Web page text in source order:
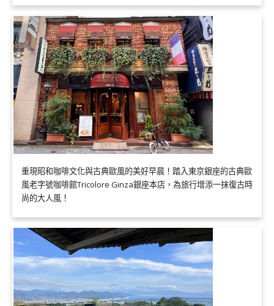
重現昭和咖啡文化與古典歐風的美好早晨！踏入東京銀座的古典歐
風老字號咖啡館Tricolore Ginza銀座本店，為旅行增添一抹復古時
尚的大人風！